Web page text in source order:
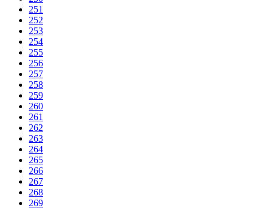
251
252
253
254
255
256
257
258
259
260
261
262
263
264
265
266
267
268
269